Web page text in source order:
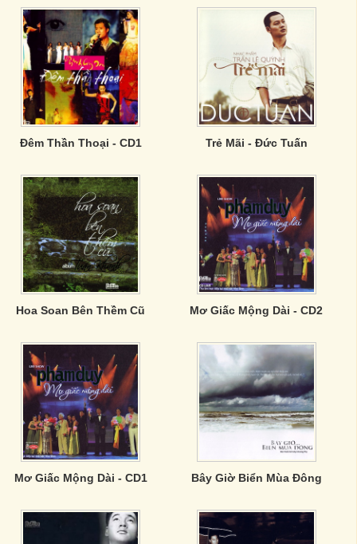
Đêm Thần Thoại - CD1 Trẻ Mãi - Đức Tuấn
Hoa Soan Bên Thềm Cũ Mơ Giấc Mộng Dài - CD2
Mơ Giấc Mộng Dài - CD1 Bây Giờ Biển Mùa Đông